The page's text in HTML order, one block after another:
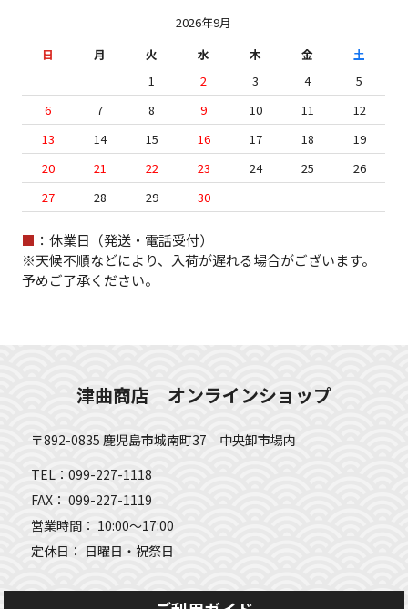
2026年9月
日
月 火 水 木 金
土
1
2 3 4
5
6
7 8 9 10 11
12
13
14 15 16 17 18
19
20
21 22 23 24 25
26
27
28 29 30
■ ：休業日（発送・電話受付）
※天候不順などにより、入荷が遅れる場合がございます。
予めご了承ください。
津曲商店 オンラインショップ
〒892-0835 鹿児島市城南町37 中央卸市場内
TEL：099-227-1118
FAX： 099-227-1119
営業時間： 10:00～17:00
定休日： 日曜日・祝祭日